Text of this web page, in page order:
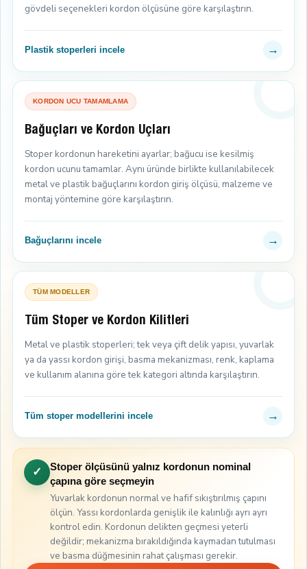
gövdeli seçenekleri kordon ölçüsüne göre karşılaştırın.
Plastik stoperleri incele →
KORDON UCU TAMAMLAMA
Bağuçları ve Kordon Uçları
Stoper kordonun hareketini ayarlar; bağucu ise kesilmiş
kordon ucunu tamamlar. Aynı üründe birlikte kullanılabilecek
metal ve plastik bağuçlarını kordon giriş ölçüsü, malzeme ve
montaj yöntemine göre karşılaştırın.
Bağuçlarını incele →
TÜM MODELLER
Tüm Stoper ve Kordon Kilitleri
Metal ve plastik stoperleri; tek veya çift delik yapısı, yuvarlak
ya da yassı kordon girişi, basma mekanizması, renk, kaplama
ve kullanım alanına göre tek kategori altında karşılaştırın.
Tüm stoper modellerini incele →
✓
Stoper ölçüsünü yalnız kordonun nominal
çapına göre seçmeyin
Yuvarlak kordonun normal ve hafif sıkıştırılmış çapını
ölçün. Yassı kordonlarda genişlik ile kalınlığı ayrı ayrı
kontrol edin. Kordonun delikten geçmesi yeterli
değildir; mekanizma bırakıldığında kaymadan tutulması
ve basma düğmesinin rahat çalışması gerekir.